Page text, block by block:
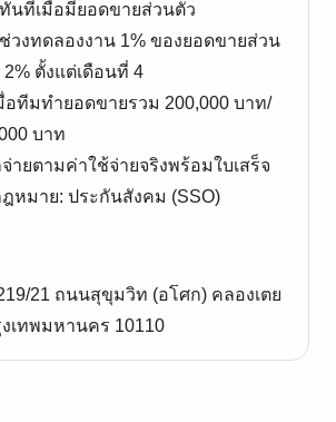
นทีเมื่อมียอดขายส่วนตัว
งทดลองงาน 1% ของยอดขายส่วน
2% ตั้งแต่เดือนที่ 4
อทีมทำยอดขายรวม 200,000 บาท/
บาท
จ่ายตามค่าใช้จ่ายจริงพร้อมใบเสร็จ
หมาย: ประกันสังคม (SSO)
21 ถนนสุขุมวิท (อโศก) คลองเตย
เทพมหานคร 10110